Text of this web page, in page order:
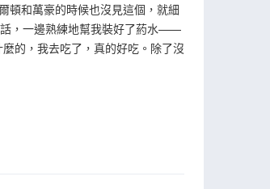
頓和萬豪的時候也沒見這個，就細
話，一邊熟練地幫我裝好了葯水——
的，我去吃了，真的好吃。除了沒